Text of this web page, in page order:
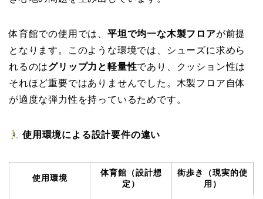
体育館での使用では、 平坦で均一な木製フロアが前提
となります。このような環境では、シューズに求めら
れるのはグリップ力と軽量性であり、クッション性は
それほど重要ではありませんでした。木製フロア自体
が適度な弾力性を持っているためです。
使用環境による設計要件の違い
使用環境
体育館（設計想
定）
街歩き（現実的使
用）